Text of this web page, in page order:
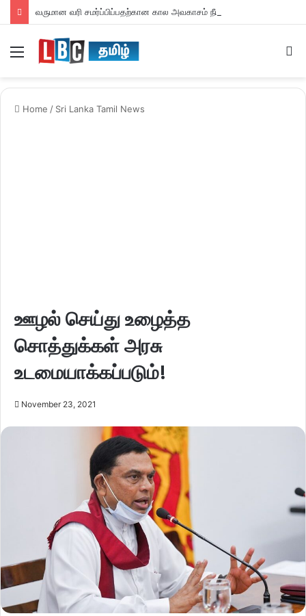
வருமான வரி சமர்ப்பிப்பதற்கான கால அவகாசம் நீடிப்பு
Home / Sri Lanka Tamil News
ஊழல் செய்து உழைத்த
சொத்துக்கள் அரசு
உடமையாக்கப்படும்!
November 23, 2021